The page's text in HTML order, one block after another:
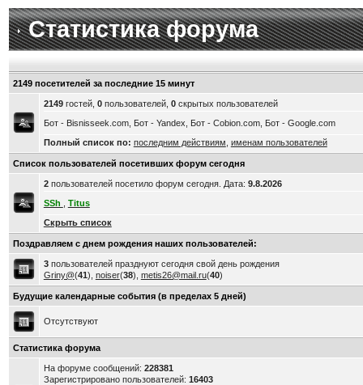
Статистика форума
2149 посетителей за последние 15 минут
2149гостей, 0пользователей, 0скрытых пользователей
Бот - Bisnisseek.com, Бот - Yandex, Бот - Cobion.com, Бот - Google.com
Полный список по: последним действиям именам пользователей
Список пользователей посетивших форум сегодня
2пользователей посетило форум сегодня. Дата: 9.8.2026
SSh
Titus
Скрыть список
Поздравляем с днем рождения наших пользователей:
3пользователей празднуют сегодня свой день рождения
Griny@(41), noiser(38), metis26@mail.ru(40)
Будущие календарные события (в пределах 5 дней)
Отсутствуют
Статистика форума
На форуме сообщений: 228381
Зарегистрировано пользователей: 16403